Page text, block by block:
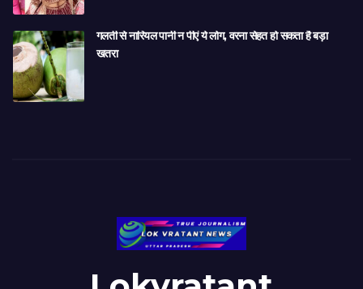
गलती से नारियल पानी न पीएं ये लोग, वरना सेहत हो सकता है बड़ा
खतरा